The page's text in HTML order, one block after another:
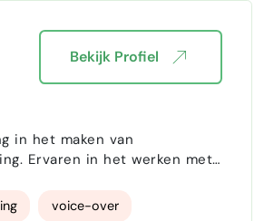
in het maken van
Ervaren in het werken met
voice-over
Bekijk Profiel